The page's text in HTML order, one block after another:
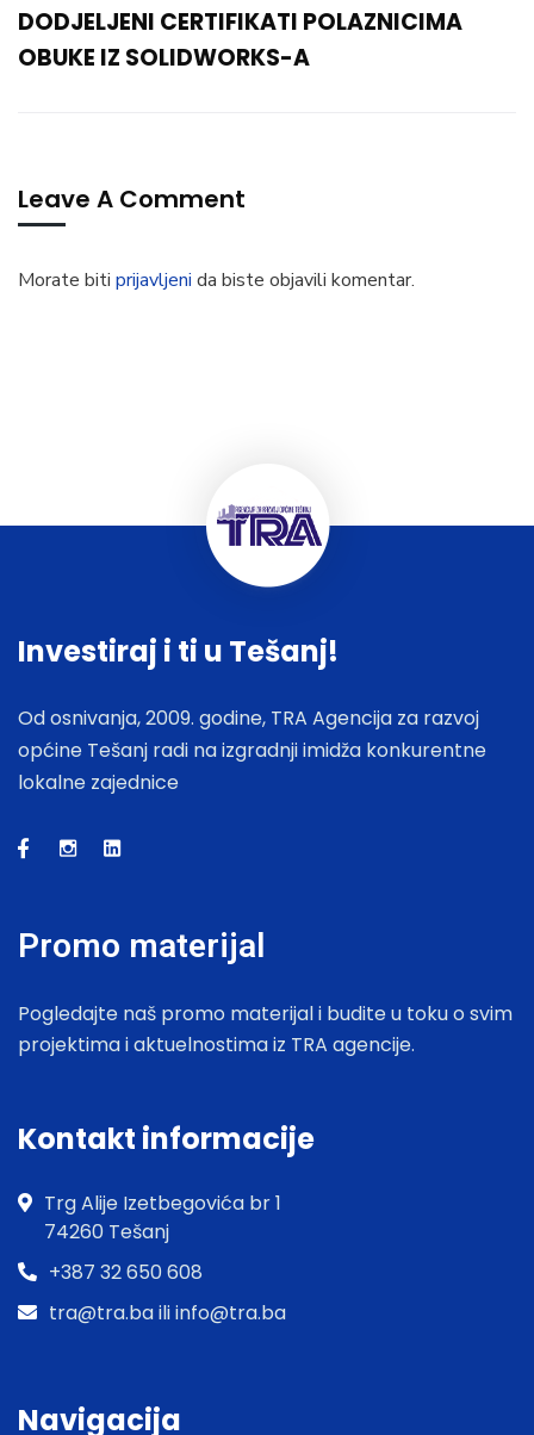
DODJELJENI CERTIFIKATI POLAZNICIMA
OBUKE IZ SOLIDWORKS-A
Leave A Comment
Morate biti prijavljeni da biste objavili komentar.
Investiraj i ti u Tešanj!
Od osnivanja, 2009. godine, TRA Agencija za razvoj
općine Tešanj radi na izgradnji imidža konkurentne
lokalne zajednice
Promo materijal
Pogledajte naš promo materijal i budite u toku o svim
projektima i aktuelnostima iz TRA agencije.
Kontakt informacije
Trg Alije Izetbegovića br 1
74260 Tešanj
+387 32 650 608
tra@tra.ba ili info@tra.ba
Navigacija